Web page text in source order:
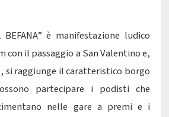
BEFANA” è manifestazione ludico
con il passaggio a San Valentino e,
si raggiunge il caratteristico borgo
partecipare i podisti che
nelle gare a premi e i